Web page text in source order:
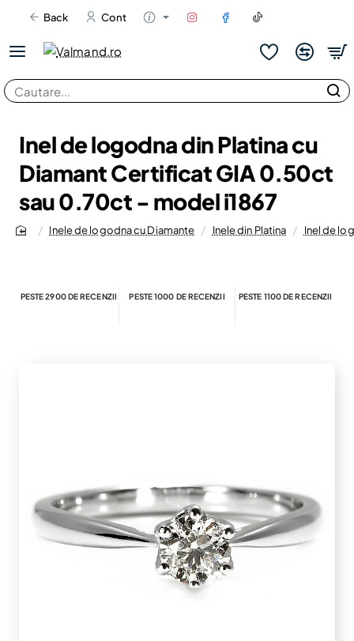
Back Cont
Cautare...
Inel de logodna din Platina cu
Diamant Certificat GIA 0.50ct
sau 0.70ct - model i1867
Inele de logodna cu Diamante Inele din Platina Inel de
PESTE 2900 DE RECENZII PESTE 1000 DE RECENZII PESTE 1100 DE RECENZII